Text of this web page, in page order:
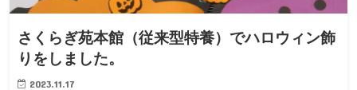
さくらぎ苑本館（従来型特養）でハロウィン飾
りをしました。
2023.11.17